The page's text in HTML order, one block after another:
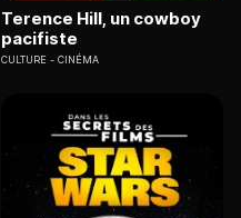
Terence Hill, un cowboy
pacifiste
CULTURE CINÉMA